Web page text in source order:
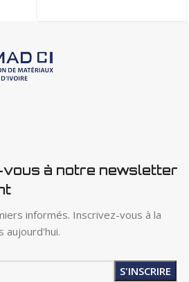
à notre newsletter
informés. Inscrivez-vous à la
aujourd'hui.